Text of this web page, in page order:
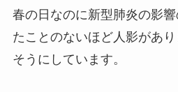
春の日なのに新型肺炎の影
たことのないほど人影があ
そうにしています。